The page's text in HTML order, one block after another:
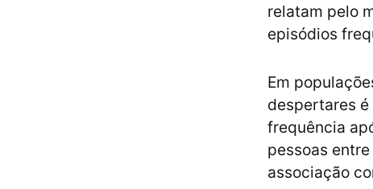
relatam pelo
episódios
Em
despertares
frequência
pessoas
associação